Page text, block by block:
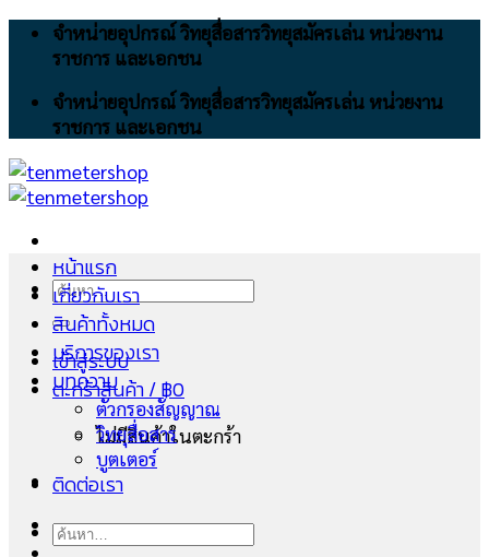
Skip
จำหน่ายอุปกรณ์ วิทยุสื่อสารวิทยุสมัครเล่น หน่วยงาน
ราชการ และเอกชน
จำหน่ายอุปกรณ์ วิทยุสื่อสารวิทยุสมัครเล่น หน่วยงาน
ราชการ และเอกชน
ค้นหา:
เข้าสู่ระบบ
ตะกร้าสินค้า /฿0
ไม่มีสินค้าในตะกร้า
หน้าแรก
เกี่ยวกับเรา
สินค้าทั้งหมด
บริการของเรา
บทความ
ตัวกรองสัญญาณ
วิทยุสื่อสาร
บูตเตอร์
ติดต่อเรา
ค้นหา: